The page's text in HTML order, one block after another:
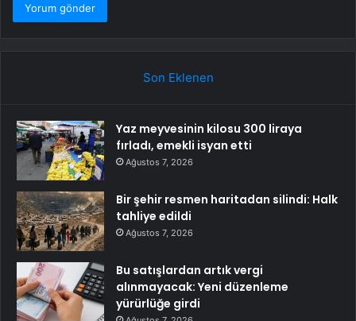
Son Eklenen
Yaz meyvesinin kilosu 300 liraya
fırladı, emekli isyan etti
Ağustos 7, 2026
Bir şehir resmen haritadan silindi: Halk
tahliye edildi
Ağustos 7, 2026
Bu satışlardan artık vergi
alınmayacak: Yeni düzenleme
yürürlüğe girdi